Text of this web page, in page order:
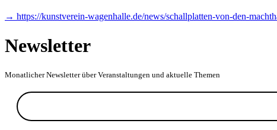
→ https://kunstverein-wagenhalle.de/news/schallplatten-von-den-
Newsletter
Monatlicher Newsletter über Veranstaltungen und aktuelle Themen